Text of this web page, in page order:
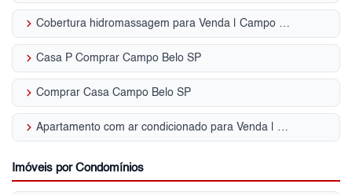
keyboard_arrow_right Cobertura hidromassagem para Venda | Campo Belo (Zona Sul)
keyboard_arrow_right Casa P Comprar Campo Belo SP
keyboard_arrow_right Comprar Casa Campo Belo SP
keyboard_arrow_right Apartamento com ar condicionado para Venda | Campo Belo (Zona Sul)
Imóveis por Condomínios